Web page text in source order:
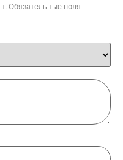
Обязательные поля